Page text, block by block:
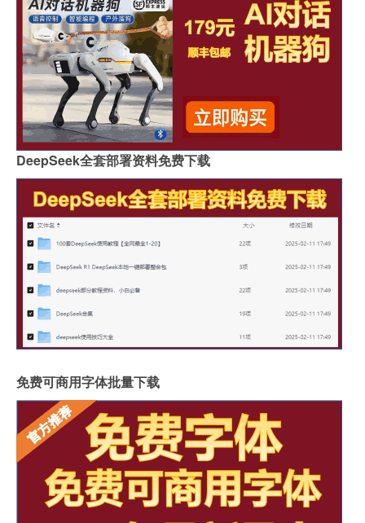
DeepSeek全套部署资料免费下载
免费可商用字体批量下载